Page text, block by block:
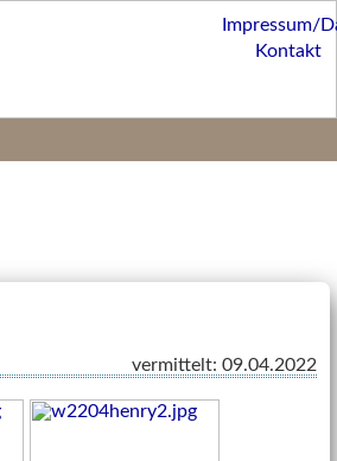
vermittelt: 09.04.2022
Impressum/
Kontakt